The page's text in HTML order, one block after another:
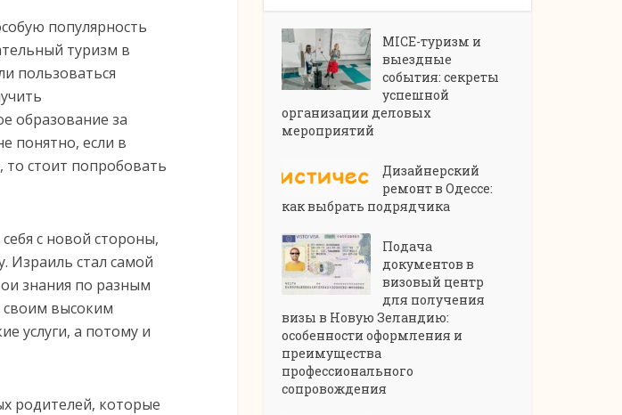
популярность
туризм в
пользоваться
образование за
понятно, если в
то стоит попробовать
с новой стороны,
Израиль стал самой
знания по разным
своим высоким
услуги, а потому и
родителей, которые
MICE-туризм и
выездные
события: секреты
успешной
организации деловых
мероприятий
Дизайнерский
ремонт в Одессе:
как выбрать подрядчика
Подача
документов в
визовый центр
для получения
визы в Новую Зеландию:
особенности оформления и
преимущества
профессионального
сопровождения